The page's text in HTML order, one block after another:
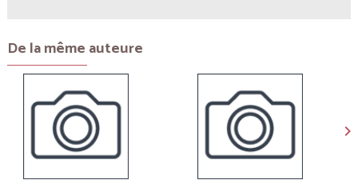
De la même auteure